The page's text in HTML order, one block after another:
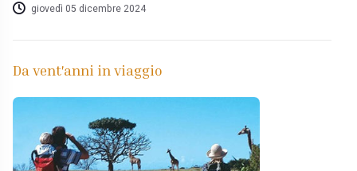
giovedì 05 dicembre 2024
Da vent'anni in viaggio